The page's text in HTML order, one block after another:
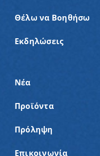
Θέλω να Βοηθήσω
Εκδηλώσεις
Νέα
Προϊόντα
Πρόληψη
Επικοινωνία